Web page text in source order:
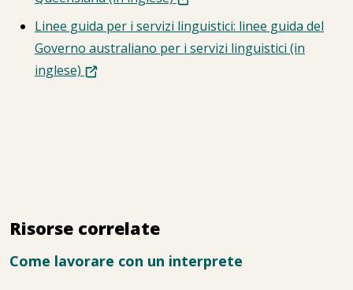
Risorse correlate
Come lavorare con un interprete
Linee guida per i servizi linguistici: linee guida del
Governo australiano per i servizi linguistici (in
inglese)